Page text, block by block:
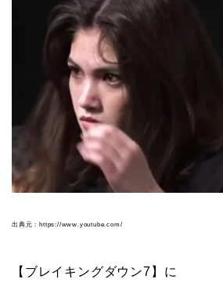
出典元：https://www.youtube.com/
【ブレイキングダウン7】に